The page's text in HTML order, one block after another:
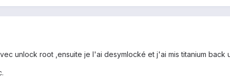
unlock root ,ensuite je l'ai desymlocké et j'ai mis titanium back